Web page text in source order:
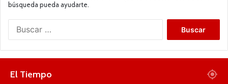
búsqueda pueda ayudarte.
El Tiempo